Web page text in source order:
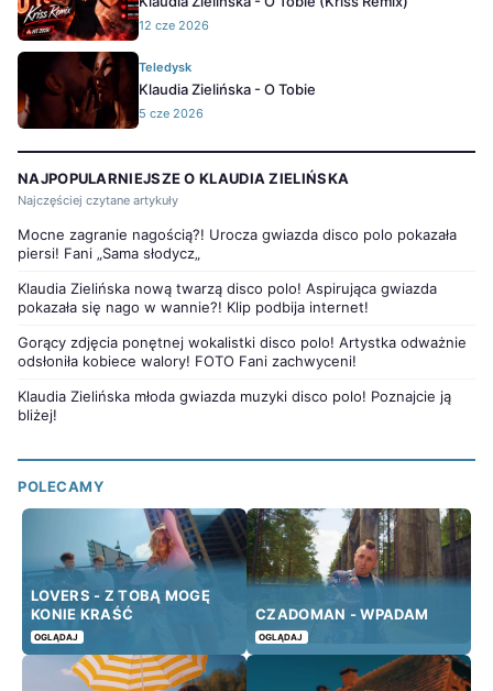
12 cze 2026
Teledysk
Klaudia Zielińska - O Tobie
5 cze 2026
NAJPOPULARNIEJSZE O KLAUDIA ZIELIŃSKA
Najczęściej czytane artykuły
Mocne zagranie nagością?! Urocza gwiazda disco polo pokazała
piersi! Fani „Sama słodycz„
Klaudia Zielińska nową twarzą disco polo! Aspirująca gwiazda
pokazała się nago w wannie?! Klip podbija internet!
Gorący zdjęcia ponętnej wokalistki disco polo! Artystka odważnie
odsłoniła kobiece walory! FOTO Fani zachwyceni!
Klaudia Zielińska młoda gwiazda muzyki disco polo! Poznajcie ją
bliżej!
POLECAMY
LOVERS - Z TOBĄ MOGĘ
KONIE KRAŚĆ
OGLĄDAJ
CZADOMAN - WPADAM
OGLĄDAJ